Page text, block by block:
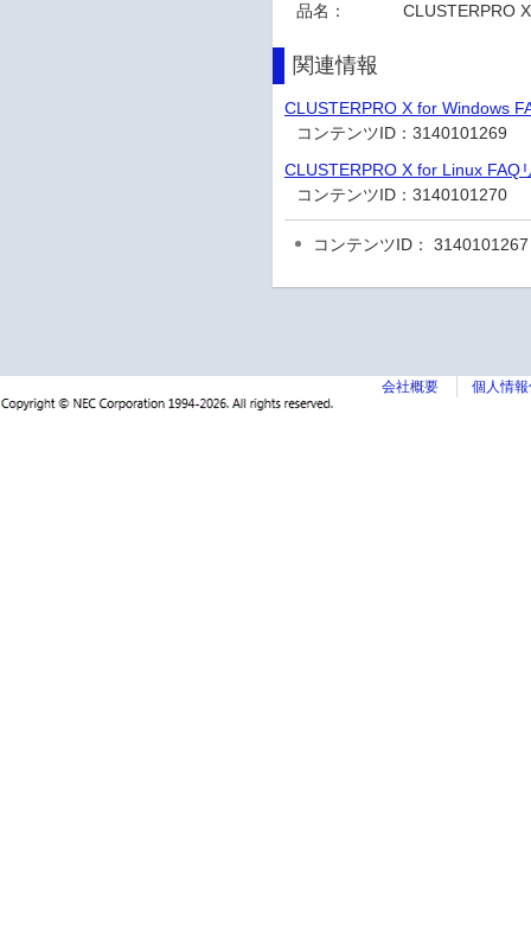
品名：
CLUSTERPRO
関連情報
CLUSTERPRO X for Windows
コンテンツID：3140101269
CLUSTERPRO X for Linux FAQ
コンテンツID：3140101270
コンテンツID： 3140101267
会社概要 個人情